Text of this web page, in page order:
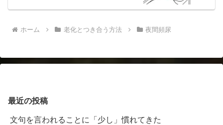
ホーム 老化とつき合う方法 夜間頻尿
最近の投稿
文句を言われることに「少し」慣れてきた